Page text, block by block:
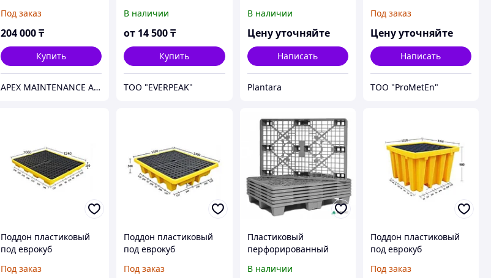
HealthRun
Под заказ
204 000₸
Купить
APEX MAINTENANCE AND SUPPLY SOLUTIONS
В наличии
от 14 500₸
Купить
ТОО "EVERPEAK"
В наличии
Цену уточняйте
Написать
Plantara
Под заказ
Цену уточняйте
Написать
ТОО "ProMetEn"
Поддон пластиковый
под еврокуб
HealthRun
Под заказ
Поддон пластиковый
под еврокуб
HealthRun
Под заказ
Пластиковый
перфорированный
цвета: белый, синий,
В наличии
Поддон пластиковый
под еврокуб
HealthRun
Под заказ